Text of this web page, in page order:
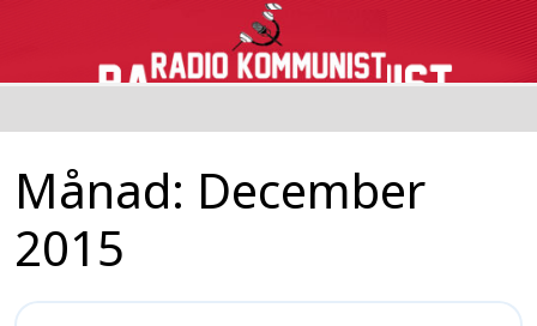
Månad: December
2015